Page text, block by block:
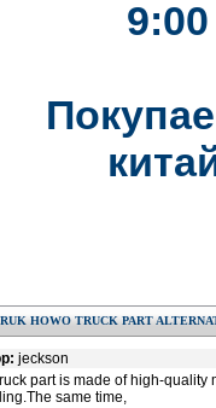
HOWO TRUCK PART
jeckson
part is made of high-quality
same time,